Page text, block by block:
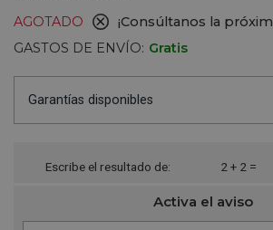
AGOTADO
¡Consúltanos la
GASTOS DE ENVÍO: Gratis
Garantías disponibles
Escribe el resultado de: 2 + 2 =
Activa el aviso